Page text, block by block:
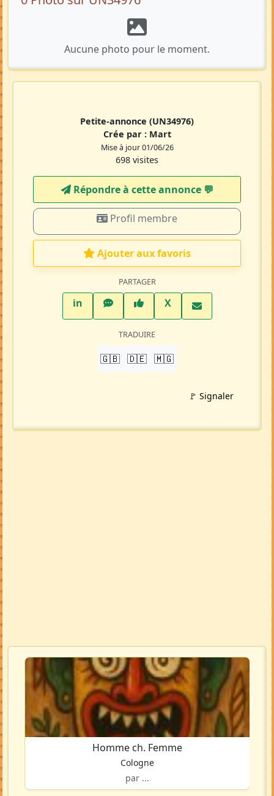
Aucune photo pour le moment.
Petite-annonce (UN34976)
Crée par : Mart
Mise à jour 01/06/26
698 visites
Répondre à cette annonce 💬​
Profil membre
Ajouter aux favoris
PARTAGER
inLinkedInWhatsAppFacebook
XTwitter X
TRADUIRE
🇬🇧 🇩🇪 🇲🇬
🚩 Signaler
Homme ch. Femme
Cologne
par ...